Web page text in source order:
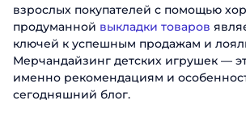
взрослых покупателей с помощью
продуманной выкладки товаров
ключей к успешным продажам и
Мерчандайзинг детских игрушек —
именно рекомендациям и
сегодняшний блог.